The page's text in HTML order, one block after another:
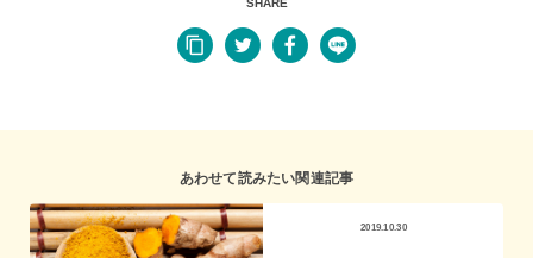
SHARE
あわせて読みたい関連記事
2019.10.30